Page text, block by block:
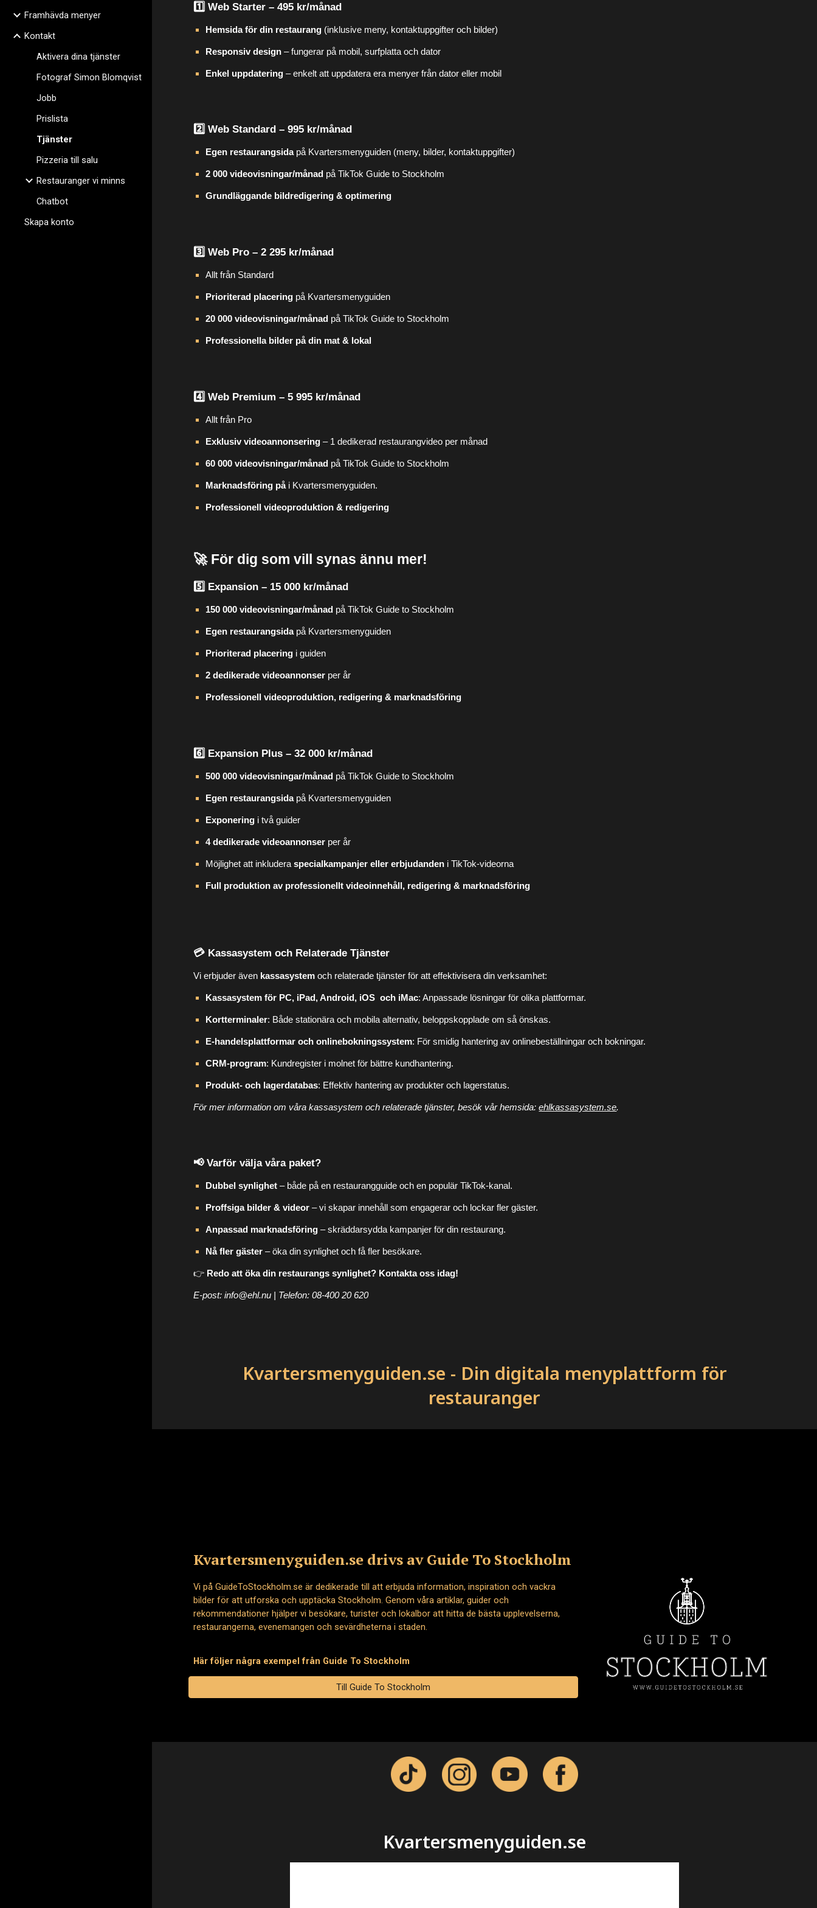
Framhävda menyer
Kontakt
Aktivera dina tjänster
Fotograf Simon Blomqvist
Jobb
Prislista
Tjänster
Pizzeria till salu
Restauranger vi minns
Chatbot
Skapa konto
1️⃣ Web Starter – 495 kr/månad
Hemsida för din restaurang (inklusive meny, kontaktuppgifter och bilder)
Responsiv design – fungerar på mobil, surfplatta och dator
Enkel uppdatering – enkelt att uppdatera era menyer från dator eller mobil
2️⃣ Web Standard – 995 kr/månad
Egen restaurangsidapå Kvartersmenyguiden (meny, bilder, kontaktuppgifter)
2 000 videovisningar/månad på TikTok Guide to Stockholm
Grundläggande bildredigering & optimering
3️⃣ Web Pro – 2 295 kr/månad
Allt från Standard
Prioriterad placering på Kvartersmenyguiden
20 000 videovisningar/månad på TikTok Guide to Stockholm
Professionella bilder på din mat & lokal
4️⃣ Web Premium – 5 995 kr/månad
Allt från Pro
Exklusiv videoannonsering – 1 dedikerad restaurangvideo per månad
60 000 videovisningar/månad på TikTok Guide to Stockholm
Marknadsföring påi Kvartersmenyguiden.
Professionell videoproduktion & redigering
🚀 För dig som vill synas ännu mer!
5️⃣ Expansion – 15 000 kr/månad
150 000 videovisningar/månad på TikTok Guide to Stockholm
Egen restaurangsidapå Kvartersmenyguiden
Prioriterad placering i guiden
2 dedikerade videoannonser per år
Professionell videoproduktion, redigering & marknadsföring
6️⃣ Expansion Plus – 32 000 kr/månad
500 000 videovisningar/månad på TikTok Guide to Stockholm
Egen restaurangsidapå Kvartersmenyguiden
Exponering i två guider
4 dedikerade videoannonser per år
Möjlighet att inkluderaspecialkampanjer eller erbjudanden i TikTok-videorna
Full produktion av professionellt videoinnehåll, redigering & marknadsföring
💳 Kassasystem och Relaterade Tjänster
Vi erbjuder även kassasystem och relaterade tjänster för att effektivisera din verksamhet:
Kassasystem för PC, iPad, Android, iOS och iMac: Anpassade lösningar för olika plattformar.
Kortterminaler: Både stationära och mobila alternativ, beloppskopplade om så önskas.
E-handelsplattformar och onlinebokningssystem: För smidig hantering av onlinebeställningar och bokningar.
CRM-program: Kundregister i molnet för bättre kundhantering.
Produkt- och lagerdatabas: Effektiv hantering av produkter och lagerstatus.
För mer information om våra kassasystem och relaterade tjänster, besök vår hemsida: ehlkassasystem.se.
📢 Varför välja våra paket?
Dubbel synlighet – både på en restaurangguide och en populär TikTok-kanal.
Proffsiga bilder & videor – vi skapar innehåll som engagerar och lockar fler gäster.
Anpassad marknadsföring – skräddarsydda kampanjer för din restaurang.
Nå fler gäster – öka din synlighet och få fler besökare.
👉 Redo att öka din restaurangs synlighet? Kontakta oss idag!
E-post: info@ehl.nu | Telefon: 08-400 20 620
Kvartersmenyguiden.se - Din digitala menyplattform för
restauranger
Kvartersmenyguiden.se drivs av Guide To Stockholm
Vi på GuideToStockholm.se är dedikerade till att erbjuda information, inspiration och vackra
bilder för att utforska och upptäcka Stockholm. Genom våra artiklar, guider och
rekommendationer hjälper vi besökare, turister och lokalbor att hitta de bästa upplevelserna,
restaurangerna, evenemangen och sevärdheterna i staden.
Här följer några exempel från Guide To Stockholm
Till Guide To Stockholm
Kvartersmenyguiden.se